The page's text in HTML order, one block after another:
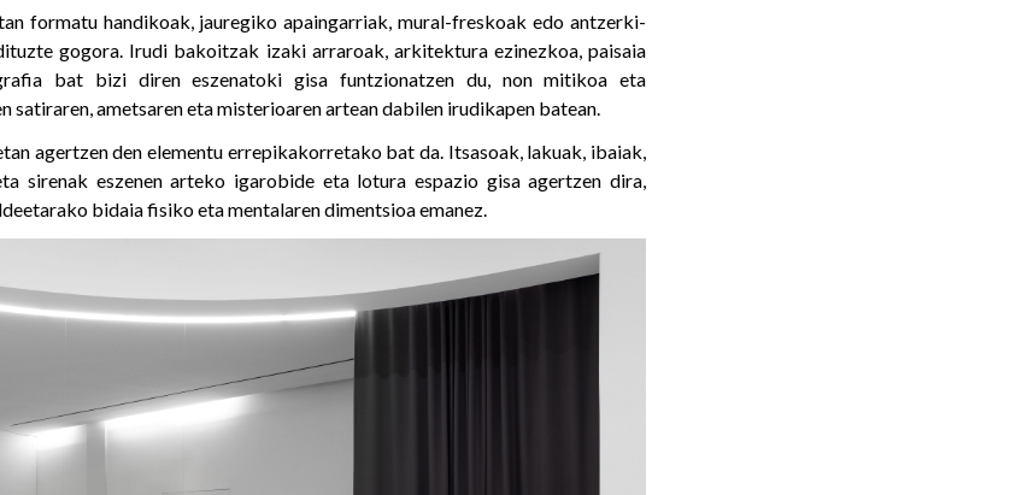
formatu handikoak, jauregiko apaingarriak, mural-freskoak edo antzerki-
gogora. Irudi bakoitzak izaki arraroak, arkitektura ezinezkoa, paisaia
bat bizi diren eszenatoki gisa funtzionatzen du, non mitikoa eta
satiraren, ametsaren eta misterioaren artean dabilen irudikapen batean.
agertzen den elementu errepikakorretako bat da. Itsasoak, lakuak, ibaiak,
sirenak eszenen arteko igarobide eta lotura espazio gisa agertzen dira,
bidaia fisiko eta mentalaren dimentsioa emanez.